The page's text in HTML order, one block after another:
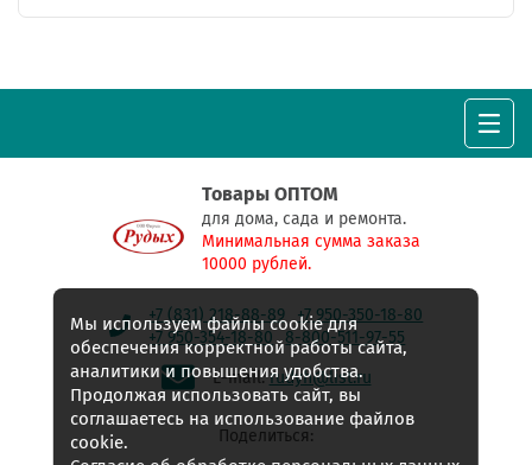
Товары ОПТОМ
для дома, сада и ремонта.
Минимальная сумма заказа
10000 рублей.
+7 (831) 218-88-89
+7 950-350-18-80
+7 950-354-18-80
8-800-511-97-55
E-mail:rudyh@list.ru
Поделиться:
Мы используем файлы cookie для
обеспечения корректной работы сайта,
аналитики и повышения удобства.
Продолжая использовать сайт, вы
соглашаетесь на использование файлов
cookie.